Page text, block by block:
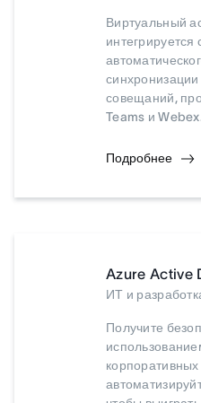
Виртуальный
интегрируется
совещаний,
Teams и
Подробнее
Azure Active
ИТ и
Получите